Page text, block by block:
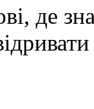
де